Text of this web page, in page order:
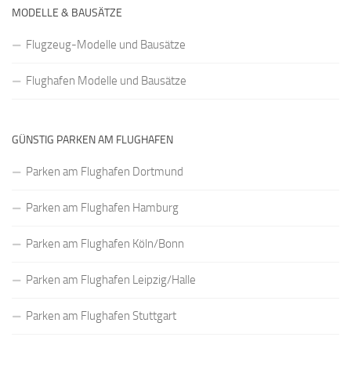
MODELLE & BAUSÄTZE
Flugzeug-Modelle und Bausätze
Flughafen Modelle und Bausätze
GÜNSTIG PARKEN AM FLUGHAFEN
Parken am Flughafen Dortmund
Parken am Flughafen Hamburg
Parken am Flughafen Köln/Bonn
Parken am Flughafen Leipzig/Halle
Parken am Flughafen Stuttgart